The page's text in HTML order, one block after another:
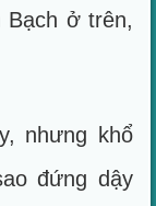
Bạch ở trên,
nhưng khổ
đứng dậy